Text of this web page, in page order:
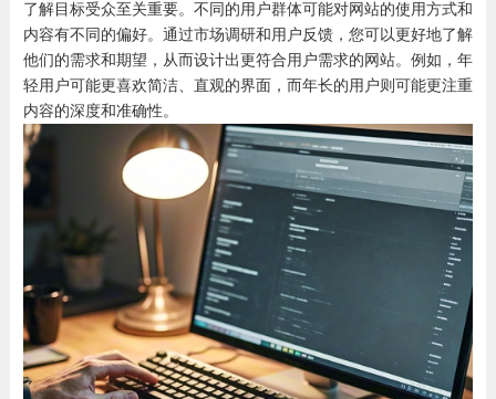
了解目标受众至关重要。不同的用户群体可能对网站的使用方式和
内容有不同的偏好。通过市场调研和用户反馈，您可以更好地了解
他们的需求和期望，从而设计出更符合用户需求的网站。例如，年
轻用户可能更喜欢简洁、直观的界面，而年长的用户则可能更注重
内容的深度和准确性。